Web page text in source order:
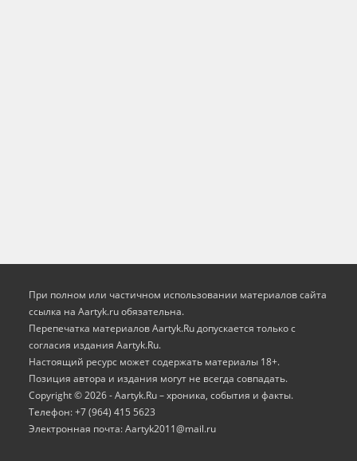
При полном или частичном использовании материалов сайта
ссылка на Aartyk.ru oбязательна.
Перепечатка материалов Aartyk.Ru допускается только с
согласия издания Aartyk.Ru.
Настоящий ресурс может содержать материалы 18+.
Позиция автора и издания могут не всегда совпадать.
Copyright © 2026 - Aartyk.Ru – хроника, события и факты.
Телефон: +7 (964) 415 5623
Электронная почта: Aartyk2011@mail.ru